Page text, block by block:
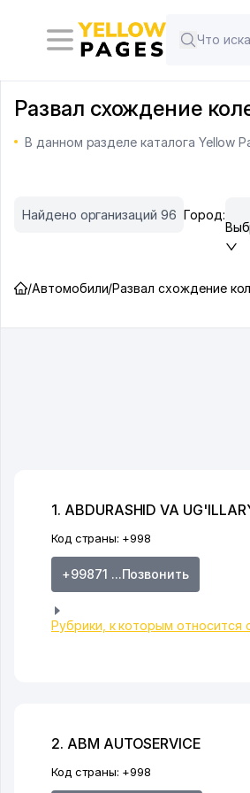
Развал схождение
В данном разделе каталога Yellow
Найдено организаций 96 Город:
/Автомобили/Развал схождение
1. ABDURASHID VA
Код страны: +998
+99871 ...Позвонить
Рубрики, к которым относится
2. ABM AUTOSERVICE
Код страны: +998